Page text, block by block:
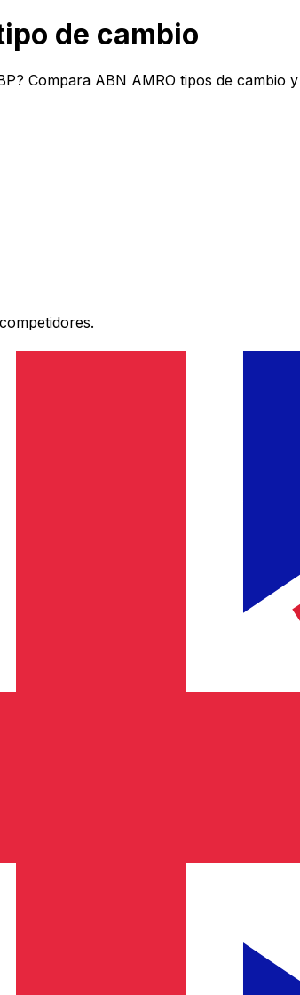
de cambio
Compara ABN AMRO tipos de